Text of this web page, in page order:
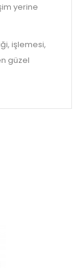
yerine
işlemesi,
güzel